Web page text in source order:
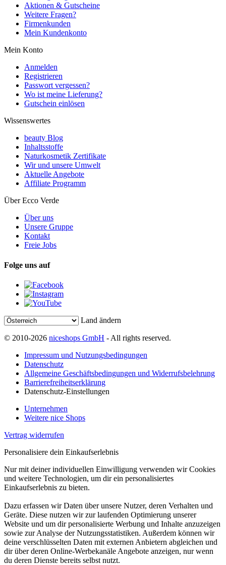
Aktionen & Gutscheine
Weitere Fragen?
Firmenkunden
Mein Kundenkonto
Mein Konto
Anmelden
Registrieren
Passwort vergessen?
Wo ist meine Lieferung?
Gutschein einlösen
Wissenswertes
beauty Blog
Inhaltsstoffe
Naturkosmetik Zertifikate
Wir und unsere Umwelt
Aktuelle Angebote
Affiliate Programm
Über Ecco Verde
Über uns
Unsere Gruppe
Kontakt
Freie Jobs
Folge uns auf
Land ändern
© 2010-2026 niceshops GmbH - All rights reserved.
Impressum und Nutzungsbedingungen
Datenschutz
Allgemeine Geschäftsbedingungen und Widerrufsbelehrung
Barrierefreiheitserklärung
Datenschutz-Einstellungen
Unternehmen
Weitere nice Shops
Vertrag widerrufen
Personalisiere dein Einkaufserlebnis
Nur mit deiner individuellen Einwilligung verwenden wir Cookies
und weitere Technologien, um dir ein personalisiertes
Einkaufserlebnis zu bieten.
Dazu erfassen wir Daten über unsere Nutzer, deren Verhalten und
Geräte. Diese nutzen wir zur laufenden Optimierung unserer
Website und um dir personalisierte Werbung und Inhalte anzuzeigen
sowie zur Analyse der Nutzungsstatistiken. Außerdem können wir
deine verschlüsselten Daten mit externen Anbietern abgleichen und
dir über deren Online-Werbekanäle Angebote anzeigen, nur wenn
du deren Dienste bereits selbst nutzt.